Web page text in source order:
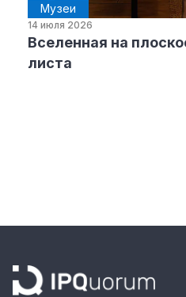
Музеи
14 июля 2026
Вселенная на
листа